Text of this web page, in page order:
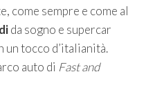
come sempre e come al
da sogno e supercar
un tocco d’italianità.
auto di Fast and